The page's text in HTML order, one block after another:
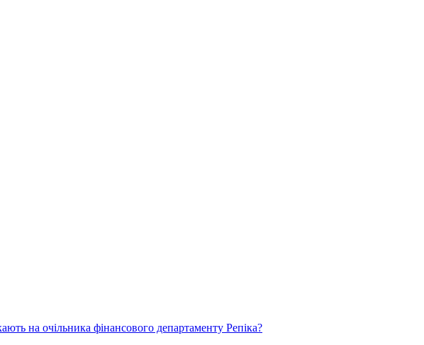
на очільника фінансового департаменту Репіка?